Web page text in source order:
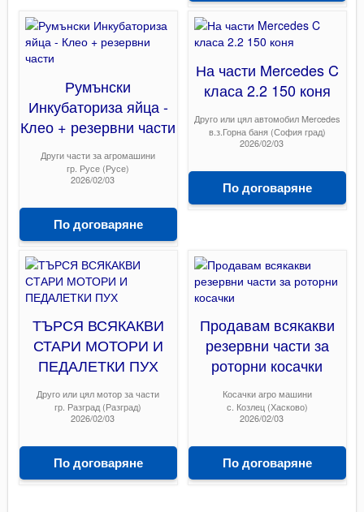
Румънски
Инкубаториза яйца -
Клео + резервни части
Други части за агромашини
гр. Русе (Русе)
2026/02/03
По договаряне
На части Mercedes C
класа 2.2 150 коня
Друго или цял автомобил Mercedes
в.з.Горна баня (София град)
2026/02/03
По договаряне
ТЪРСЯ ВСЯКАКВИ
СТАРИ МОТОРИ И
ПЕДАЛЕТКИ ПУХ
Друго или цял мотор за части
гр. Разград (Разград)
2026/02/03
По договаряне
Продавам всякакви
резервни части за
роторни косачки
Косачки агро машини
с. Козлец (Хасково)
2026/02/03
По договаряне